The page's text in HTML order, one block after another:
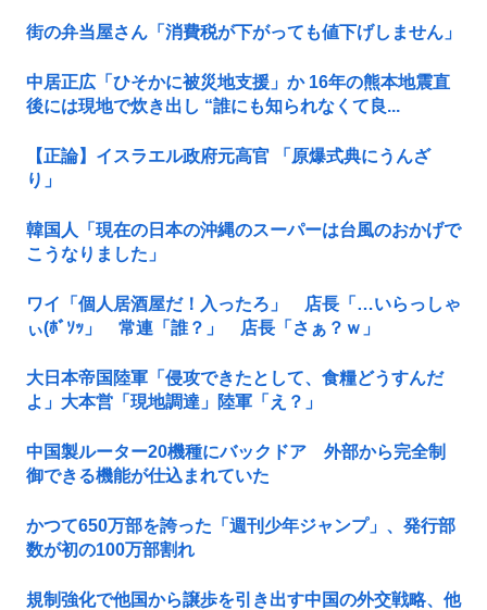
街の弁当屋さん「消費税が下がっても値下げしません」
中居正広「ひそかに被災地支援」か 16年の熊本地震直
後には現地で炊き出し “誰にも知られなくて良...
【正論】イスラエル政府元高官 「原爆式典にうんざ
り」
韓国人「現在の日本の沖縄のスーパーは台風のおかげで
こうなりました」
ワイ「個人居酒屋だ！入ったろ」 店長「…いらっしゃ
ぃ(ﾎﾞｿｯ」 常連「誰？」 店長「さぁ？ｗ」
大日本帝国陸軍「侵攻できたとして、食糧どうすんだ
よ」大本営「現地調達」陸軍「え？」
中国製ルーター20機種にバックドア 外部から完全制
御できる機能が仕込まれていた
かつて650万部を誇った「週刊少年ジャンプ」、発行部
数が初の100万部割れ
規制強化で他国から譲歩を引き出す中国の外交戦略、他